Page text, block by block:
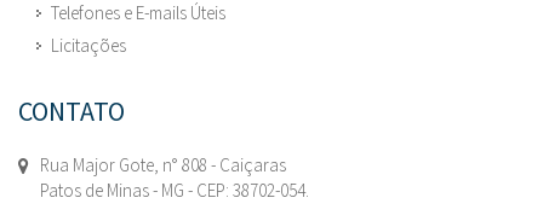
Telefones e E-mails Úteis
Licitações
CONTATO
Rua Major Gote, n° 808 - Caiçaras
Patos de Minas - MG - CEP: 38702-054.